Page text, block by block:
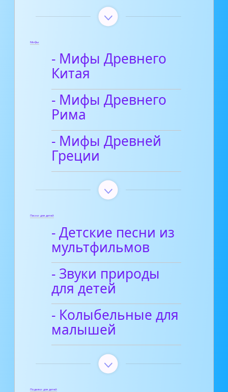
Мифы
- Мифы Древнего
Китая
- Мифы Древнего
Рима
- Мифы Древней
Греции
Песни для детей
- Детские песни из
мультфильмов
- Звуки природы
для детей
- Колыбельные для
малышей
Поделки для детей